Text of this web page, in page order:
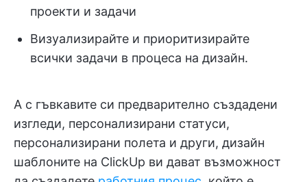
проекти и задачи
Визуализирайте и приоритизирайте
всички задачи в процеса на дизайн.
А с гъвкавите си предварително създадени
изгледи, персонализирани статуси,
персонализирани полета и други, дизайн
шаблоните на ClickUp ви дават възможност